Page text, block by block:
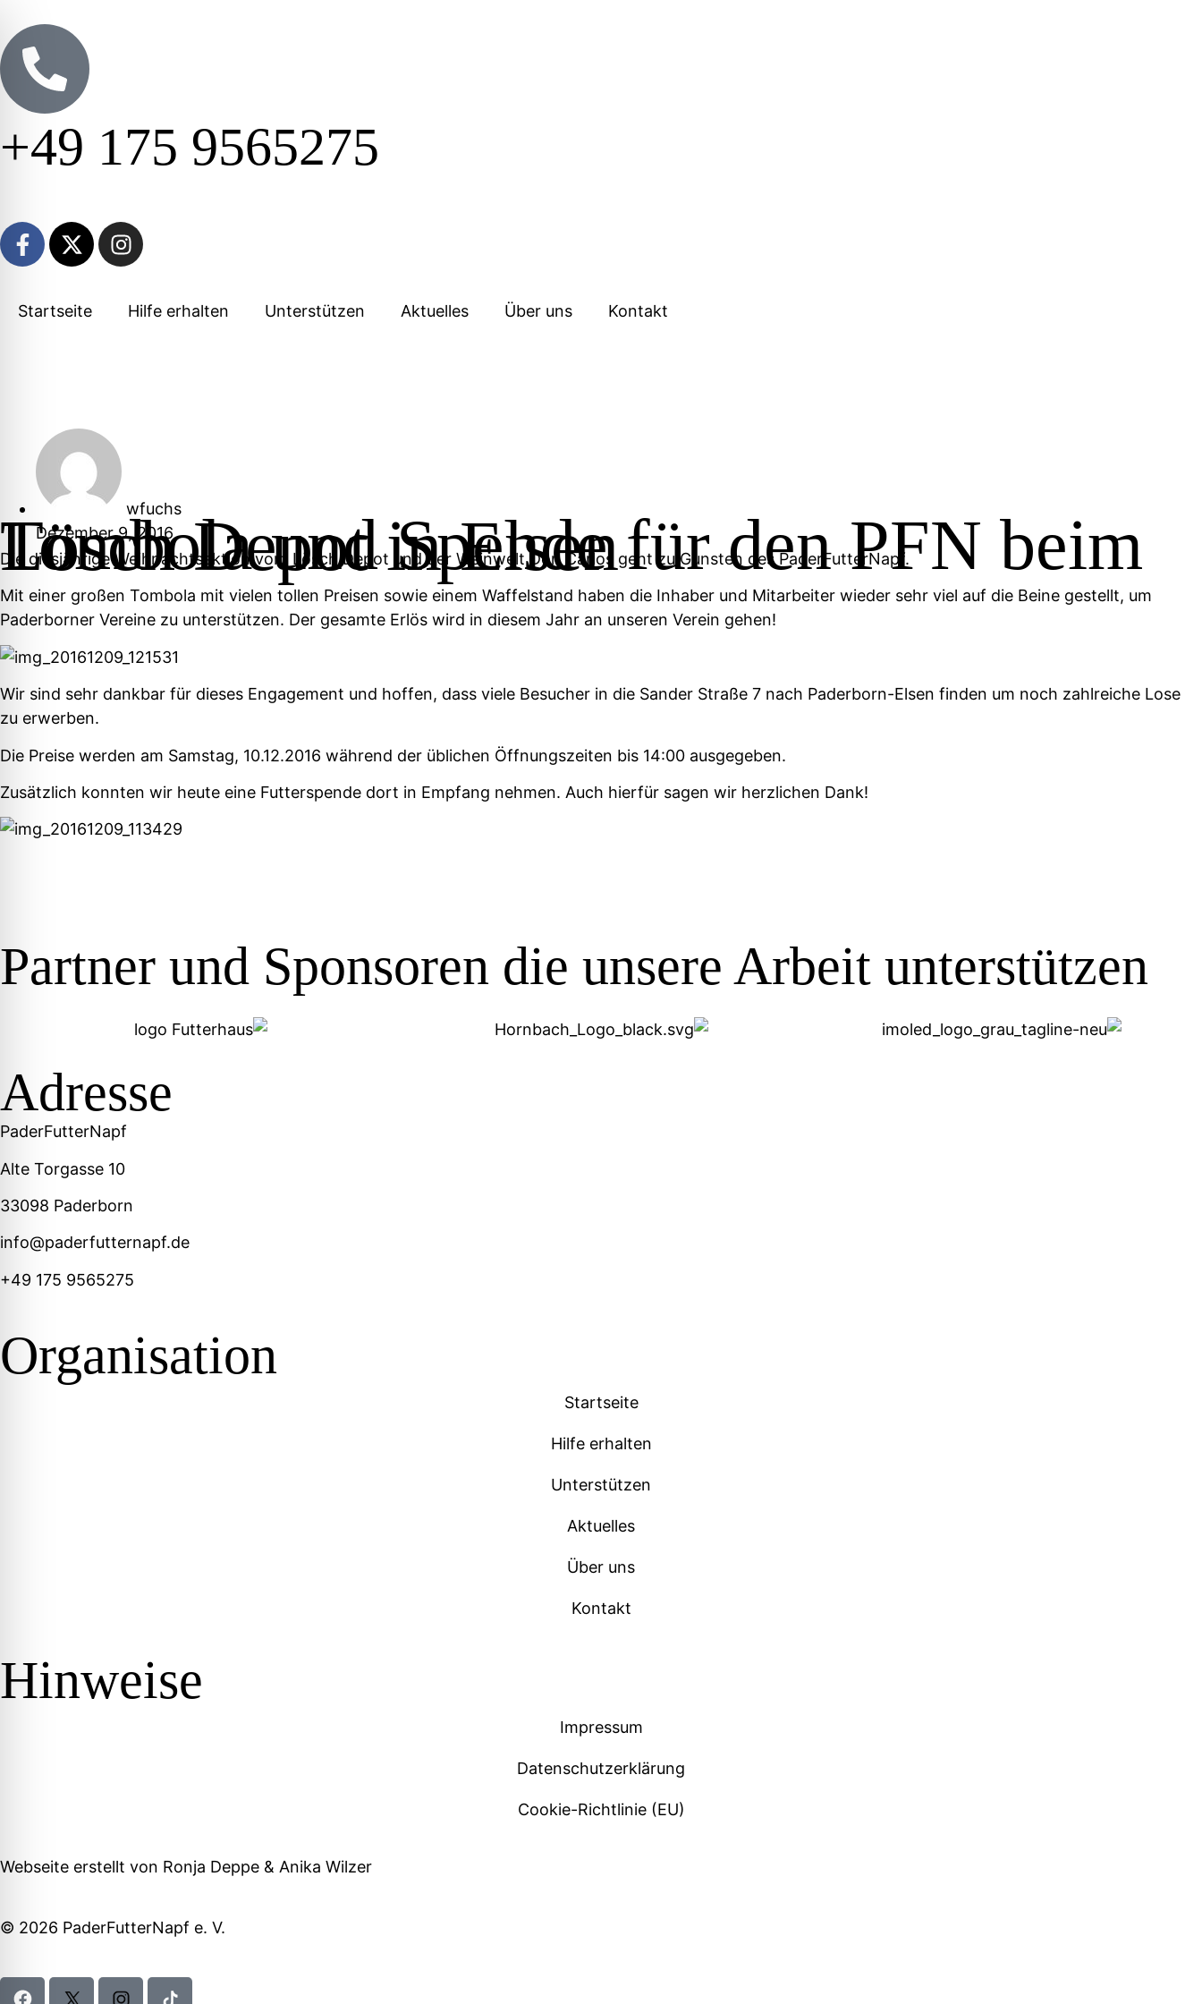
+49 175 9565275
Startseite Hilfe erhalten Unterstützen Aktuelles Über uns Kontakt
wfuchs
Dezember 9, 2016
Tombola und Spende für den PFN beim Lösch Depot in Elsen
Die diesjährige Weihnachtsaktion vom Lösch Depot und der Weinwelt Don Carlos geht zu Gunsten des PaderFutterNapf.
Mit einer großen Tombola mit vielen tollen Preisen sowie einem Waffelstand haben die Inhaber und Mitarbeiter wieder sehr viel auf die Beine gestellt, um
Paderborner Vereine zu unterstützen. Der gesamte Erlös wird in diesem Jahr an unseren Verein gehen!
Wir sind sehr dankbar für dieses Engagement und hoffen, dass viele Besucher in die Sander Straße 7 nach Paderborn-Elsen finden um noch zahlreiche Lose
zu erwerben.
Die Preise werden am Samstag, 10.12.2016 während der üblichen Öffnungszeiten bis 14:00 ausgegeben.
Zusätzlich konnten wir heute eine Futterspende dort in Empfang nehmen. Auch hierfür sagen wir herzlichen Dank!
Partner und Sponsoren die unsere Arbeit unterstützen
Adresse
PaderFutterNapf
Alte Torgasse 10
33098 Paderborn
info@paderfutternapf.de
+49 175 9565275
Organisation
Startseite
Hilfe erhalten
Unterstützen
Aktuelles
Über uns
Kontakt
Hinweise
Impressum
Datenschutzerklärung
Cookie-Richtlinie (EU)
Webseite erstellt von Ronja Deppe & Anika Wilzer
© 2026 PaderFutterNapf e. V.